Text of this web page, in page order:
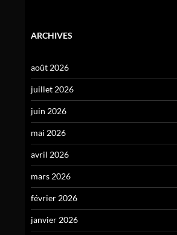
ARCHIVES
août 2026
juillet 2026
juin 2026
mai 2026
avril 2026
mars 2026
février 2026
janvier 2026